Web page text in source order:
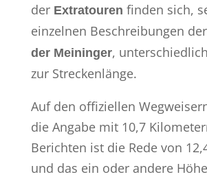
der Extratouren finden sich,
einzelnen Beschreibungen der
der Meininger,
zur Streckenlänge.
Auf den offiziellen
die Angabe mit 10,7
Berichten ist die Rede von
und das ein oder andere